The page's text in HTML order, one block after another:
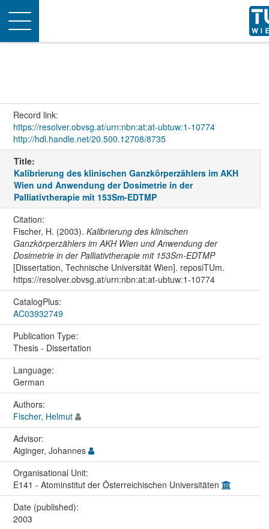
Toggle
navigation
Record link:
https://resolver.obvsg.at/urn:nbn:at:at-ubtuw:1-10774
http://hdl.handle.net/20.500.12708/8735
Title:
Kalibrierung des klinischen Ganzkörperzählers im AKH
Wien und Anwendung der Dosimetrie in der
Palliativtherapie mit 153Sm-EDTMP
Citation:
Fischer, H. (2003). Kalibrierung des klinischen
Ganzkörperzählers im AKH Wien und Anwendung der
Dosimetrie in der Palliativtherapie mit 153Sm-EDTMP
[Dissertation, Technische Universität Wien]. reposiTUm.
https://resolver.obvsg.at/urn:nbn:at:at-ubtuw:1-10774
CatalogPlus:
AC03932749
Publication Type:
Thesis - Dissertation
Language:
German
Authors:
Fischer, Helmut
Advisor:
Aiginger, Johannes
Organisational Unit:
E141 - Atominstitut der Österreichischen Universitäten
Date (published):
2003